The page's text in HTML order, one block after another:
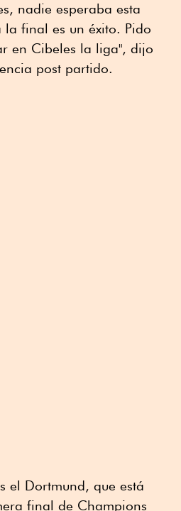
nadie esperaba esta
final es un éxito. Pido
en Cibeles la liga", dijo
post partido.
el Dortmund, que está
final de Champions